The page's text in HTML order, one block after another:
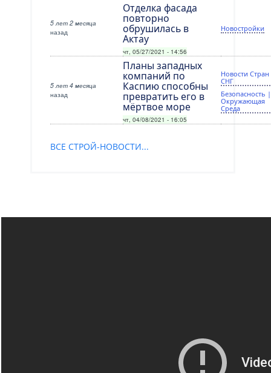
5 лет 2 месяца
назад
Отделка фасада
повторно
обрушилась в
Актау
чт, 05/27/2021 - 14:56
Новостройки
5 лет 4 месяца
назад
Планы западных
компаний по
Каспию способны
превратить его в
мёртвое море
чт, 04/08/2021 - 16:05
Новости Стран
СНГ
Безопасность |
Окружающая
Среда
ВСЕ СТРОЙ-НОВОСТИ...